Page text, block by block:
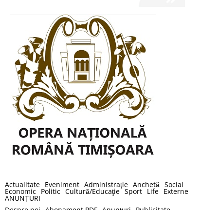
Actualitate Eveniment Administraţie Anchetă Social
Economic Politic Cultură/Educaţie Sport Life Externe
ANUNȚURI